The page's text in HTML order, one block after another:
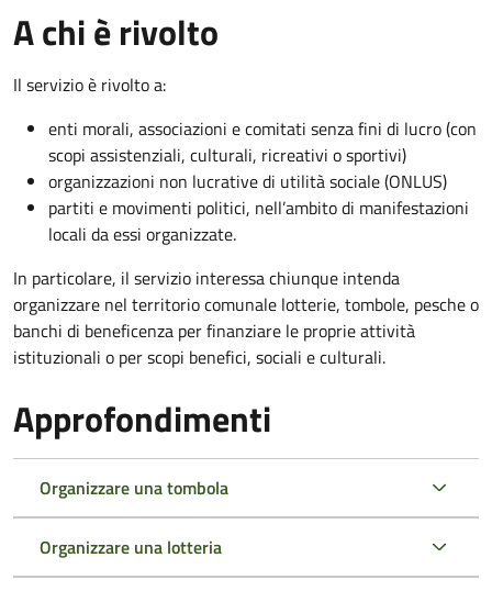
A chi è rivolto
Il servizio è rivolto a:
enti morali, associazioni e comitati senza fini di lucro (con
scopi assistenziali, culturali, ricreativi o sportivi)
organizzazioni non lucrative di utilità sociale (ONLUS)
partiti e movimenti politici, nell’ambito di manifestazioni
locali da essi organizzate.
In particolare, il servizio interessa chiunque intenda
organizzare nel territorio comunale lotterie, tombole, pesche o
banchi di beneficenza per finanziare le proprie attività
istituzionali o per scopi benefici, sociali e culturali.
Approfondimenti
Organizzare una tombola
Organizzare una lotteria